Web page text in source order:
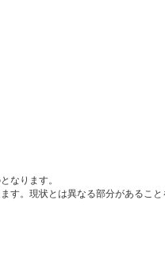
なります。
。現状とは異なる部分があること